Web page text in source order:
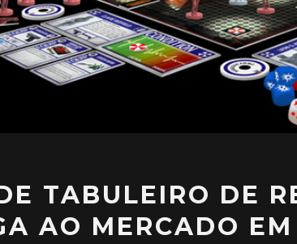
TABULEIRO DE
AO MERCADO